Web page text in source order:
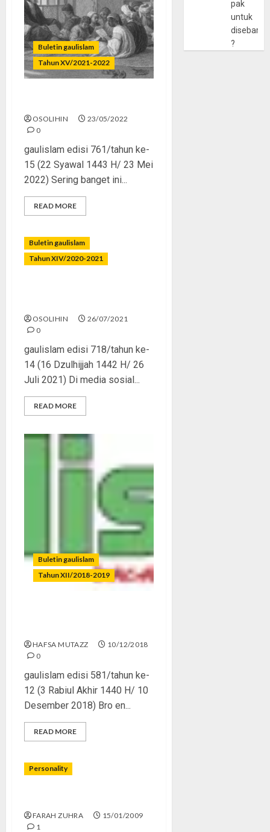
Buletin gaulislam
Tahun XV/2021-2022
OSOLIHIN
23/05/2022
0
gaulislam edisi 761/tahun ke-
15 (22 Syawal 1443 H/ 23 Mei
2022) Sering banget ini...
READ MORE
Buletin gaulislam
Tahun XIV/2020-2021
OSOLIHIN
26/07/2021
0
gaulislam edisi 718/tahun ke-
14 (16 Dzulhijjah 1442 H/ 26
Juli 2021) Di media sosial...
READ MORE
Buletin gaulislam
Tahun XII/2018-2019
HAFSA MUTAZZ
10/12/2018
0
gaulislam edisi 581/tahun ke-
12 (3 Rabiul Akhir 1440 H/ 10
Desember 2018) Bro en...
READ MORE
Personality
FARAH ZUHRA
15/01/2009
1
pak
untuk
?